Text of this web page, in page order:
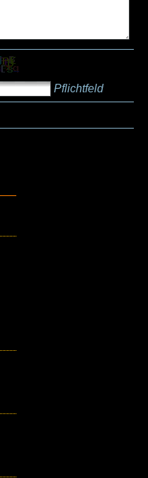
Pflichtfeld